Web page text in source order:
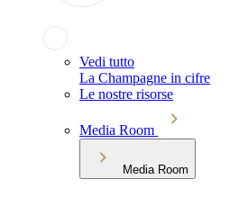
Vedi tutto
La Champagne in cifre
Le nostre risorse
Media Room
Media Room